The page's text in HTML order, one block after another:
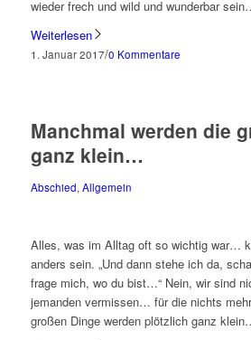
wieder frech und wild und wunderbar
Weiterlesen
1. Januar 2017/0 Kommentare
Manchmal werden die
ganz klein…
Abschied, Allgemein
Alles, was im Alltag oft so wichtig war…
anders sein. „Und dann stehe ich da,
frage mich, wo du bist…“ Nein, wir sind
jemanden vermissen… für die nichts
großen Dinge werden plötzlich ganz